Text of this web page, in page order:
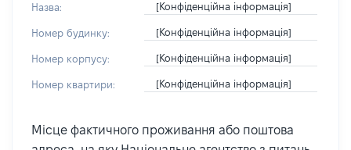
Назва: [Конфіденційна інформація]
Номер будинку: [Конфіденційна інформація]
Номер корпусу: [Конфіденційна інформація]
Номер квартири: [Конфіденційна інформація]
Місце фактичного проживання або поштова